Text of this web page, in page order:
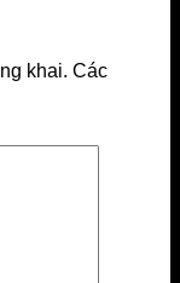
khai. Các